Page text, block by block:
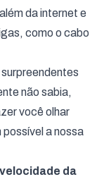
da internet e
como o cabo
não sabia,
você olhar
a nossa
da